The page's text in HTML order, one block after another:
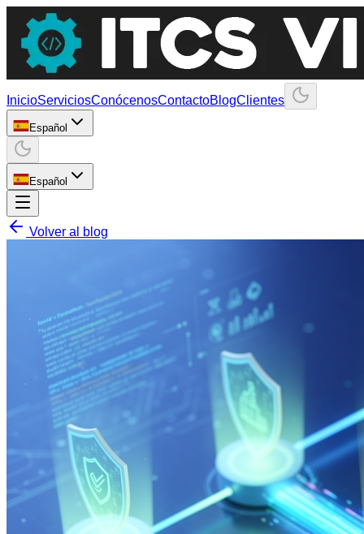
InicioServiciosConócenosContactoBlogClientes
Español
Español
Volver al blog